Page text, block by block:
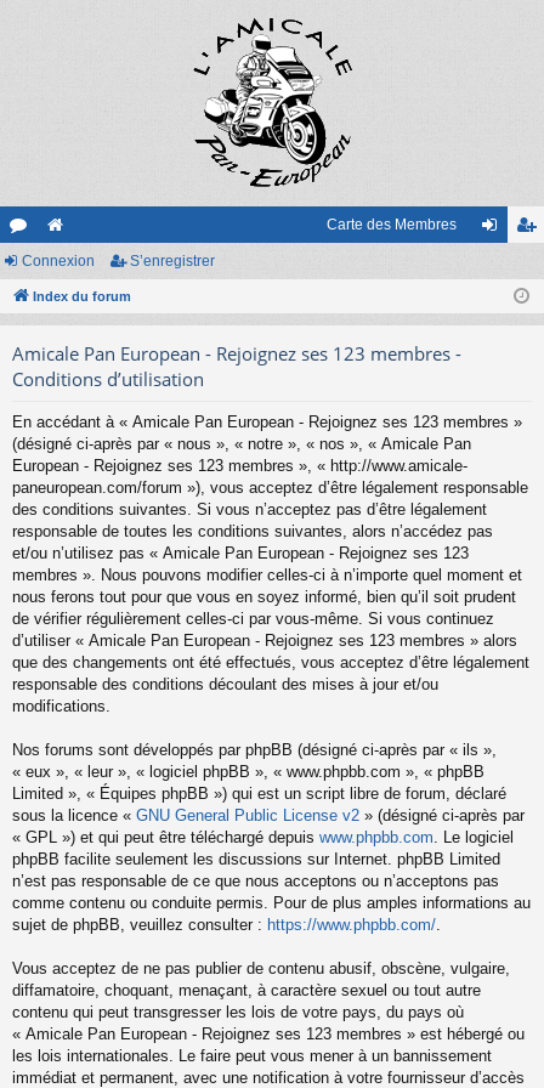
or
u
s
e
sit
Carte des Membres
nr
Connexion S’enregistrer
Index du forum
Amicale Pan European - Rejoignez ses 123 membres -
Conditions d’utilisation
En accédant à « Amicale Pan European - Rejoignez ses 123 membres »
(désigné ci-après par « nous », « notre », « nos », « Amicale Pan
European - Rejoignez ses 123 membres », « http://www.amicale-
paneuropean.com/forum »), vous acceptez d’être légalement responsable
des conditions suivantes. Si vous n’acceptez pas d’être légalement
responsable de toutes les conditions suivantes, alors n’accédez pas
et/ou n’utilisez pas « Amicale Pan European - Rejoignez ses 123
membres ». Nous pouvons modifier celles-ci à n’importe quel moment et
nous ferons tout pour que vous en soyez informé, bien qu’il soit prudent
de vérifier régulièrement celles-ci par vous-même. Si vous continuez
d’utiliser « Amicale Pan European - Rejoignez ses 123 membres » alors
que des changements ont été effectués, vous acceptez d’être légalement
responsable des conditions découlant des mises à jour et/ou
modifications.
Nos forums sont développés par phpBB (désigné ci-après par « ils »,
« eux », « leur », « logiciel phpBB », « www.phpbb.com », « phpBB
Limited », « Équipes phpBB ») qui est un script libre de forum, déclaré
sous la licence « GNU General Public License v2 » (désigné ci-après par
« GPL ») et qui peut être téléchargé depuis www.phpbb.com . Le logiciel
phpBB facilite seulement les discussions sur Internet. phpBB Limited
n’est pas responsable de ce que nous acceptons ou n’acceptons pas
comme contenu ou conduite permis. Pour de plus amples informations au
sujet de phpBB, veuillez consulter : https://www.phpbb.com/
Vous acceptez de ne pas publier de contenu abusif, obscène, vulgaire,
diffamatoire, choquant, menaçant, à caractère sexuel ou tout autre
contenu qui peut transgresser les lois de votre pays, du pays où
« Amicale Pan European - Rejoignez ses 123 membres » est hébergé ou
les lois internationales. Le faire peut vous mener à un bannissement
immédiat et permanent, avec une notification à votre fournisseur d’accès